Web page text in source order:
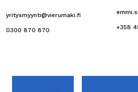
yritysmyynti@vierumaki.fi
0300 870 870 +358